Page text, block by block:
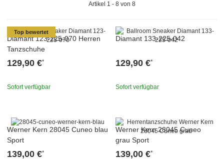
Artikel 1 - 8 von 8
Top bewertet
Diamant 123-225-070 Herren
Tanzschuhe
129,90 €*
Sofort verfügbar
Diamant 133-225-042
129,90 €*
Sofort verfügbar
Werner Kern 28045 Cuneo blau
Sport
139,00 €*
Werner Kern 28045 Cuneo
grau Sport
139,00 €*